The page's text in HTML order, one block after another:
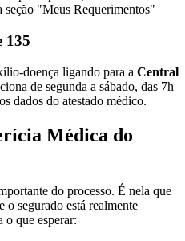
"Meus Requerimentos"
135
doença ligando para a Central
de segunda a sábado, das 7h
dados do atestado médico.
Médica do
do processo. É nela que
segurado está realmente
o que esperar: